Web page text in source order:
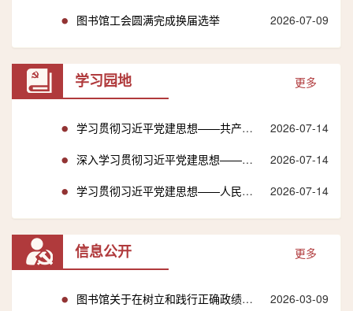
图书馆工会圆满完成换届选举
2026-07-09
学习园地 更多
学习贯彻习近平党建思想——共产党员网专题
2026-07-14
深入学习贯彻习近平党建思想——求是网专题
2026-07-14
学习贯彻习近平党建思想——人民网专题
2026-07-14
信息公开 更多
图书馆关于在树立和践行正确政绩观学习教育中公开征求意见建...
2026-03-09